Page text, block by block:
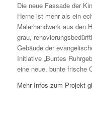
Die neue Fassade der
Herne ist mehr als ein
Malerhandwerk aus den
grau,
Gebäude der
Initiative „Buntes
eine neue, bunte frische
Mehr Infos zum Projekt